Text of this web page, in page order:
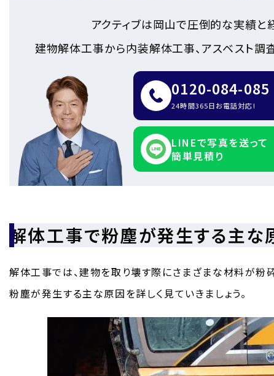
アクティブは岡山で圧倒的な実績と
建物解体工事から内装解体工事、アスベスト調
0120-084-085
24時間365日お電話対応!
LINEで写真を送って
簡単見積り
解体工事で粉塵が発生する主な
解体工事では、建物を取り壊す際にさまざまな材料が粉
粉塵が発生する主な原因を詳しく見ていきましょう。